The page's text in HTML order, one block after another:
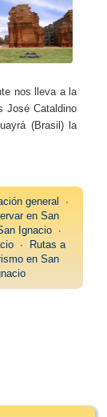
nos lleva a la
José Cataldino
(Brasil) la
general
∙
en San
Ignacio ∙
∙
Rutas a
en San